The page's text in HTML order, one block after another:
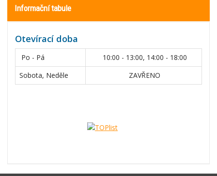
Informační tabule
Otevírací doba
Po - Pá
10:00 - 13:00, 14:00 - 18:00
Sobota, Neděle
ZAVŘENO